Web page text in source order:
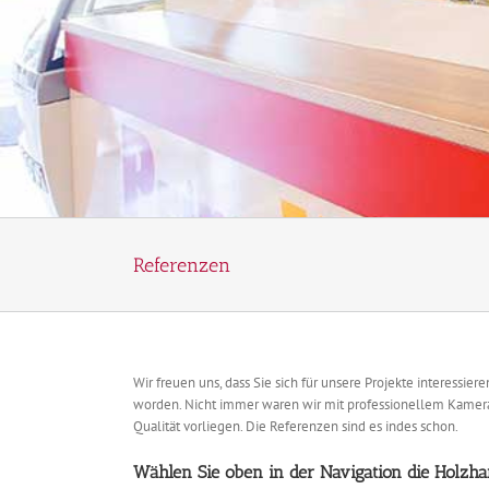
Referenzen
Wir freuen uns, dass Sie sich für unsere Projekte
worden. Nicht immer waren wir mit professionellem
Qualität vorliegen. Die Referenzen sind es indes schon.
Wählen Sie oben in der Navigation die